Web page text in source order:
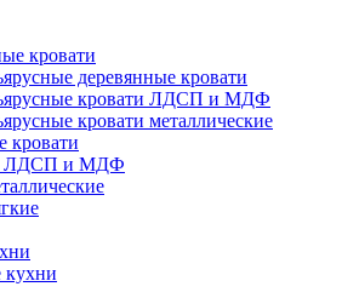
кровати
деревянные кровати
кровати ЛДСП и МДФ
кровати металлические
кровати
ЛДСП и МДФ